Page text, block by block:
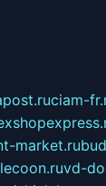
ciam-
market.ru
vd-